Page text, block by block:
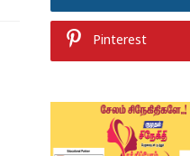
Pinterest